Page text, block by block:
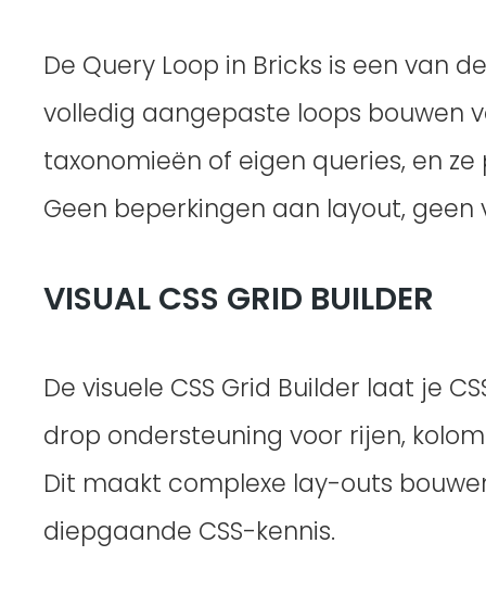
De Query Loop in Bricks is een van
volledig aangepaste loops bouwen
taxonomieën of eigen queries, en
Geen beperkingen aan layout,
VISUAL CSS GRID BUILDER
De visuele CSS Grid Builder laat je
drop ondersteuning voor rijen,
Dit maakt complexe lay-outs
diepgaande CSS-kennis.